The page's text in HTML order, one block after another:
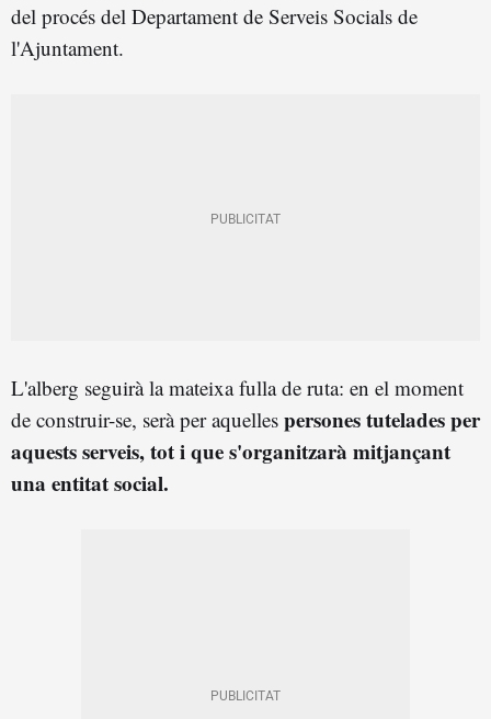
del procés del Departament de Serveis Socials de
l'Ajuntament.
L'alberg seguirà la mateixa fulla de ruta: en el moment
de construir-se, serà per aquelles persones tutelades per
aquests serveis, tot i que s'organitzarà mitjançant
una entitat social.